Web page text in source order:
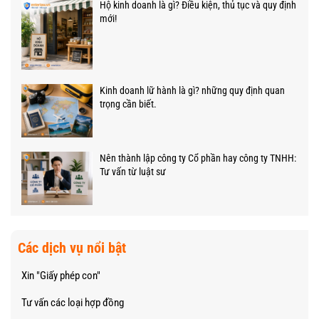
Hộ kinh doanh là gì? Điều kiện, thủ tục và quy định
mới!
Kinh doanh lữ hành là gì? những quy định quan
trọng cần biết.
Nên thành lập công ty Cổ phần hay công ty TNHH:
Tư vấn từ luật sư
Các dịch vụ nổi bật
Xin "Giấy phép con"
Tư vấn các loại hợp đồng